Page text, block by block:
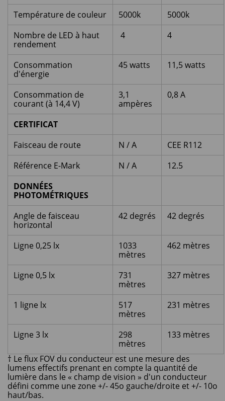
Température de couleur 5000k
5000k
Nombre de LED à haut
rendement
4 4
Consommation
d'énergie
45 watts 11,5 watts
Consommation de
courant (à 14,4 V)
3,1
ampères
0,8 A
CERTIFICAT
Faisceau de route
N / A
CEE R112
Référence E-Mark
N / A
12.5
DONNÉES
PHOTOMÉTRIQUES
Angle de faisceau
horizontal
42 degrés 42 degrés
Ligne 0,25 lx
1033
mètres
462 mètres
Ligne 0,5 lx
731
mètres
327 mètres
1 ligne lx
517
mètres
231 mètres
Ligne 3 lx
298
mètres
133 mètres
† Le flux FOV du conducteur est une mesure des
lumens effectifs prenant en compte la quantité de
lumière dans le « champ de vision » d'un conducteur
défini comme une zone +/- 45o gauche/droite et +/- 10o
haut/bas.